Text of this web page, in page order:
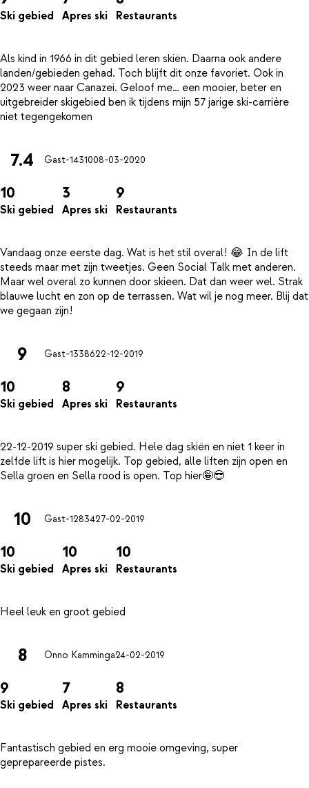
Ski gebied Apres ski Restaurants
Als kind in 1966 in dit gebied leren skiën. Daarna ook andere
landen/gebieden gehad. Toch blijft dit onze favoriet. Ook in
2023 weer naar Canazei. Geloof me… een mooier, beter en
uitgebreider skigebied ben ik tijdens mijn 57 jarige ski-carrière
7.4 Gast-1431008-03-2020
10
Ski gebied
3
Apres ski
9
Restaurants
Vandaag onze eerste dag. Wat is het stil overal! 😂 In de lift
steeds maar met zijn tweetjes. Geen Social Talk met anderen.
Maar wel overal zo kunnen door skieen. Dat dan weer wel. Strak
blauwe lucht en zon op de terrassen. Wat wil je nog meer. Blij dat
9 Gast-1338622-12-2019
10
Ski gebied
8
Apres ski
9
Restaurants
22-12-2019 super ski gebied. Hele dag skiën en niet 1 keer in
zelfde lift is hier mogelijk. Top gebied, alle liften zijn open en
10 Gast-1283427-02-2019
10
Ski gebied
10
Apres ski
10
Restaurants
8 Onno Kamminga24-02-2019
9
Ski gebied
7
Apres ski
8
Restaurants
Fantastisch gebied en erg mooie omgeving, super